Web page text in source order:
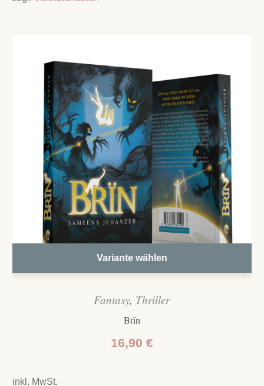
Variante wählen
Fantasy, Thriller
Brïn
16,90 €
inkl. MwSt.